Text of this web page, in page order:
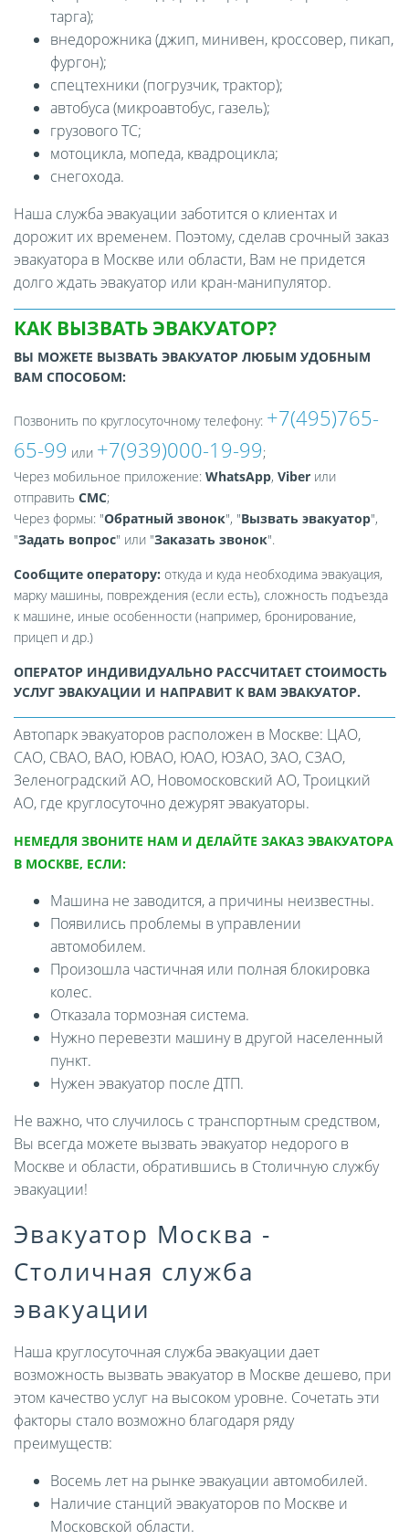
тарга);
внедорожника (джип, минивен, кроссовер, пикап,
фургон);
спецтехники (погрузчик, трактор);
автобуса (микроавтобус, газель);
грузового ТС;
мотоцикла, мопеда, квадроцикла;
снегохода.
Наша служба эвакуации заботится о клиентах и
дорожит их временем. Поэтому, сделав срочный заказ
эвакуатора в Москве или области, Вам не придется
долго ждать эвакуатор или кран-манипулятор.
КАК ВЫЗВАТЬ ЭВАКУАТОР?
ВЫ МОЖЕТЕ ВЫЗВАТЬ ЭВАКУАТОР ЛЮБЫМ УДОБНЫМ
ВАМ СПОСОБОМ:
Позвонить по круглосуточному телефону: +7(495)765-
65-99 или +7(939)000-19-99;
Через мобильное приложение: WhatsApp, Viber или
отправить СМС;
Через формы: "Обратный звонок", "Вызвать эвакуатор",
"Задать вопрос" или "Заказать звонок".
Сообщите оператору: откуда и куда необходима эвакуация,
марку машины, повреждения (если есть), сложность подъезда
к машине, иные особенности (например, бронирование,
прицеп и др.)
ОПЕРАТОР ИНДИВИДУАЛЬНО РАССЧИТАЕТ СТОИМОСТЬ
УСЛУГ ЭВАКУАЦИИ И НАПРАВИТ К ВАМ ЭВАКУАТОР.
Автопарк эвакуаторов расположен в Москве: ЦАО,
САО, СВАО, ВАО, ЮВАО, ЮАО, ЮЗАО, ЗАО, СЗАО,
Зеленоградский АО, Новомосковский АО, Троицкий
АО, где круглосуточно дежурят эвакуаторы.
НЕМЕДЛЯ ЗВОНИТЕ НАМ И ДЕЛАЙТЕ ЗАКАЗ ЭВАКУАТОРА
В МОСКВЕ, ЕСЛИ:
Машина не заводится, а причины неизвестны.
Появились проблемы в управлении
автомобилем.
Произошла частичная или полная блокировка
колес.
Отказала тормозная система.
Нужно перевезти машину в другой населенный
пункт.
Нужен эвакуатор после ДТП.
Не важно, что случилось с транспортным средством,
Вы всегда можете вызвать эвакуатор недорого в
Москве и области, обратившись в Столичную службу
эвакуации!
Эвакуатор Москва -
Столичная служба
эвакуации
Наша круглосуточная служба эвакуации дает
возможность вызвать эвакуатор в Москве дешево, при
этом качество услуг на высоком уровне. Сочетать эти
факторы стало возможно благодаря ряду
преимуществ:
Восемь лет на рынке эвакуации автомобилей.
Наличие станций эвакуаторов по Москве и
Московской области.